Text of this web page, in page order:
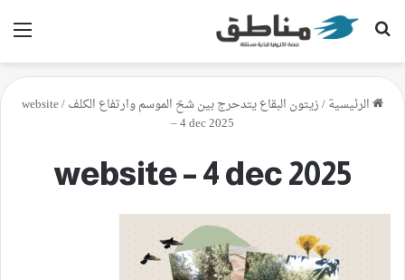
بحث عن
الرئيسية/زيتون البقاع يتدحرج بين شحّ الموسم وارتفاع الكلف/
website
– 4 dec 2025
website – 4 dec 2025